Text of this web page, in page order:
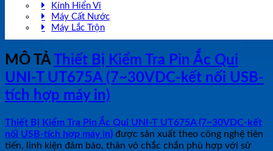
Kính Hiển Vi
Máy Cất Nước
Máy Lắc Trộn
MÔ TẢ Thiết Bị Kiểm Tra Pin Ắc Qui
UNI-T UT675A (7~30VDC-kết nối USB-
tích hợp máy in)
Thiết Bị Kiểm Tra Pin Ắc Qui UNI-T UT675A (7~30VDC-kết
nối USB-tích hợp máy in) được sản xuất theo công nghệ tiên
tiến, linh kiện đảm bảo, thân vỏ chắc chắn phù hợp với sử